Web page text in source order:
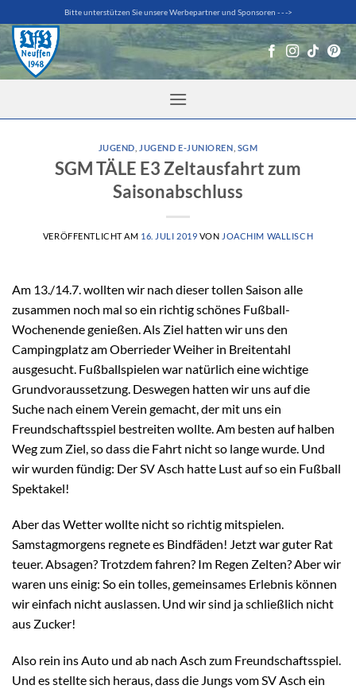
Inhalt
springen
Bitte unterstützen Sie unsere Werbepartner und Sponsoren - - ->
JUGEND JUGEND E-JUNIOREN SGM
SGM TÄLE E3 Zeltausfahrt zum
Saisonabschluss
VERÖFFENTLICHT AM 16. JULI 2019 VON JOACHIM WALLISCH
Am 13./14.7. wollten wir nach dieser tollen Saison alle
zusammen noch mal so ein richtig schönes Fußball-
Wochenende genießen. Als Ziel hatten wir uns den
Campingplatz am Oberrieder Weiher in Breitentahl
ausgesucht. Fußballspielen war natürlich eine wichtige
Grundvoraussetzung. Deswegen hatten wir uns auf die
Suche nach einem Verein gemacht, der mit uns ein
Freundschaftsspiel bestreiten wollte. Am besten auf halben
Weg zum Ziel, so dass die Fahrt nicht so lange wurde. Und
wir wurden fündig: Der SV Asch hatte Lust auf so ein Fußball
Spektakel!
Aber das Wetter wollte nicht so richtig mitspielen.
Samstagmorgens regnete es Bindfäden! Jetzt war guter Rat
teuer. Absagen? Trotzdem fahren? Im Regen Zelten? Aber wir
waren uns einig: So ein tolles, gemeinsames Erlebnis können
wir einfach nicht auslassen. Und wir sind ja schließlich nicht
aus Zucker!
Also rein ins Auto und ab nach Asch zum Freundschaftsspiel.
Und es stellte sich heraus, dass die Jungs vom SV Asch ein